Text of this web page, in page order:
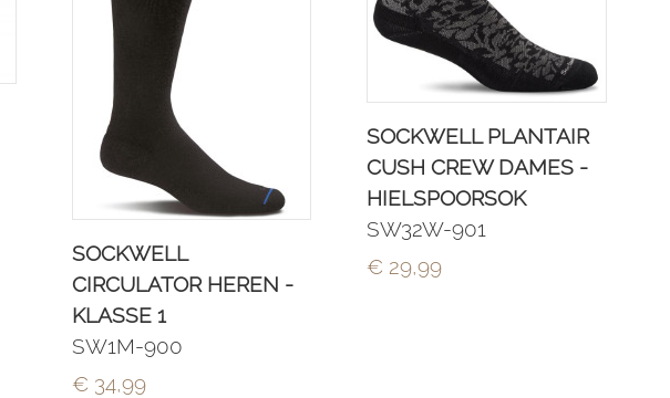
SOCKWELL
CIRCULATOR HEREN -
KLASSE 1
SW1M-900
€ 34,99
SOCKWELL PLANTAIR
CUSH CREW DAMES -
HIELSPOORSOK
SW32W-901
€ 29,99